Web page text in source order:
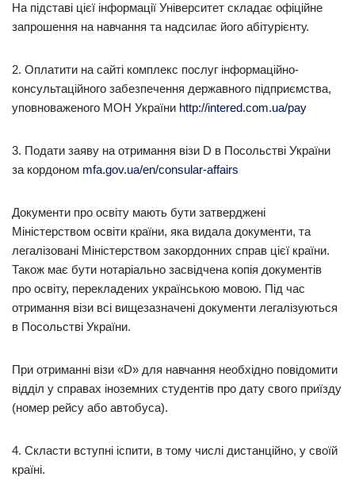
На підставі цієї інформації Університет складає офіційне
запрошення на навчання та надсилає його абітурієнту.
2. Оплатити на сайті комплекс послуг інформаційно-
консультаційного забезпечення державного підприємства,
уповноваженого МОН України http://intered.com.ua/pay
3. Подати заяву на отримання візи D в Посольстві України
за кордоном mfa.gov.ua/en/consular-affairs
Документи про освіту мають бути затверджені
Міністерством освіти країни, яка видала документи, та
легалізовані Міністерством закордонних справ цієї країни.
Також має бути нотаріально засвідчена копія документів
про освіту, перекладених українською мовою. Під час
отримання візи всі вищезазначені документи легалізуються
в Посольстві України.
При отриманні візи «D» для навчання необхідно повідомити
відділ у справах іноземних студентів про дату свого приїзду
(номер рейсу або автобуса).
4. Скласти вступні іспити, в тому числі дистанційно, у своїй
країні.